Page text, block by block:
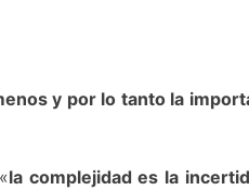
y por lo tanto la
la complejidad es la